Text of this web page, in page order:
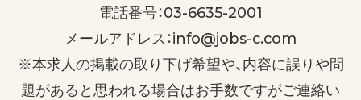
電話番号：03-6635-2001
メールアドレス：info@jobs-c.com
※本求人の掲載の取り下げ希望や、内容に誤りや問
題があると思われる場合はお手数ですがご連絡い